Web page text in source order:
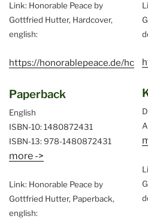
Link: Honorable Peace by
Gottfried Hutter, Hardcover,
english:
https://honorablepeace.de/hc
Paperback
English
ISBN-10: 1480872431
ISBN-13: 978-1480872431
more ->
Link: Honorable Peace by
Gottfried Hutter, Paperback,
english: